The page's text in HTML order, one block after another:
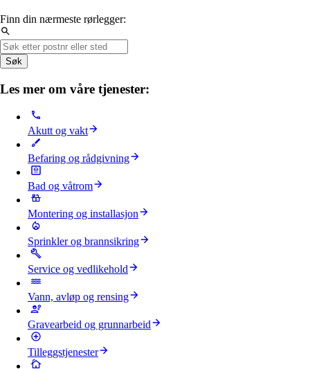
Finn din nærmeste rørlegger:
Søk
Les mer om våre tjenester:
Akutt og vakt
Befaring og rådgivning
Bad og våtrom
Montering og installasjon
Sprinkler og brannsikring
Service og vedlikehold
Vann, avløp og rensing
Gravearbeid og grunnarbeid
Tilleggstjenester